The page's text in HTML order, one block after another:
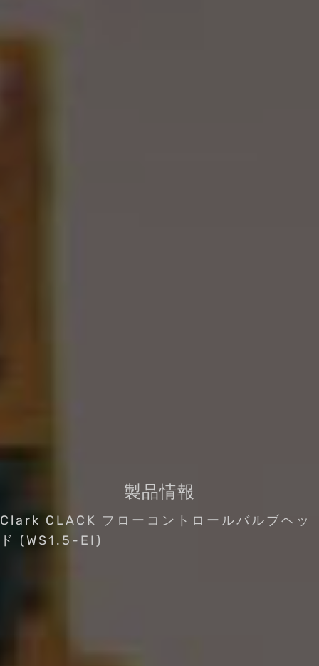
製品情報
Clark CLACK フローコントロールバルブヘッ
ド (WS1.5-EI)